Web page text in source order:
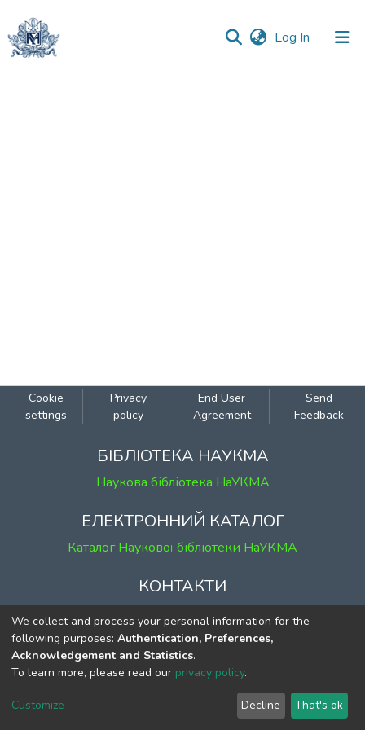
Log In (current)
Cookie
settings
Privacy
policy
End User
Agreement
Send
Feedback
БІБЛІОТЕКА НАУКМА
Наукова бібліотека НаУКМА
ЕЛЕКТРОННИЙ КАТАЛОГ
Каталог Наукової бібліотеки НаУКМА
КОНТАКТИ
м. Київ, вул. Григорія Сковороди, 2
к. 1, к. 120
тел. (044) 463-69-31
ekmair@ukma.edu.ua
We collect and process your personal information for the
following purposes: Authentication, Preferences,
Acknowledgement and Statistics.
To learn more, please read our privacy policy.
Customize Decline That's ok